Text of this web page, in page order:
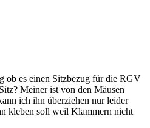
ob es einen Sitzbezug für die RGV
Meiner ist von den Mäusen
ich ihn überziehen nur leider
kleben soll weil Klammern nicht